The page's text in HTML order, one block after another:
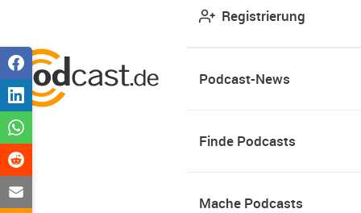
Registrierung
Podcast-News
Finde Podcasts
Mache Podcasts